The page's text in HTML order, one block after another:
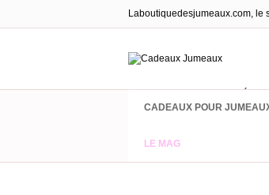
Laboutiquedesjumeaux.com, le
CADEAUX POUR
LE MAG